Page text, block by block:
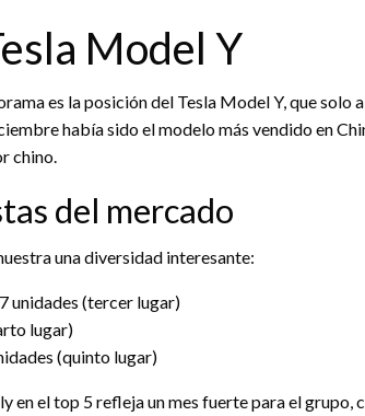
Model Y
es la posición del Tesla Model Y, que
había sido el modelo más vendido en
chino.
del mercado
una diversidad interesante:
unidades (tercer lugar)
lugar)
(quinto lugar)
en el top 5 refleja un mes fuerte para el